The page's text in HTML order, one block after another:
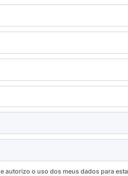
e autorizo o uso dos meus dados para